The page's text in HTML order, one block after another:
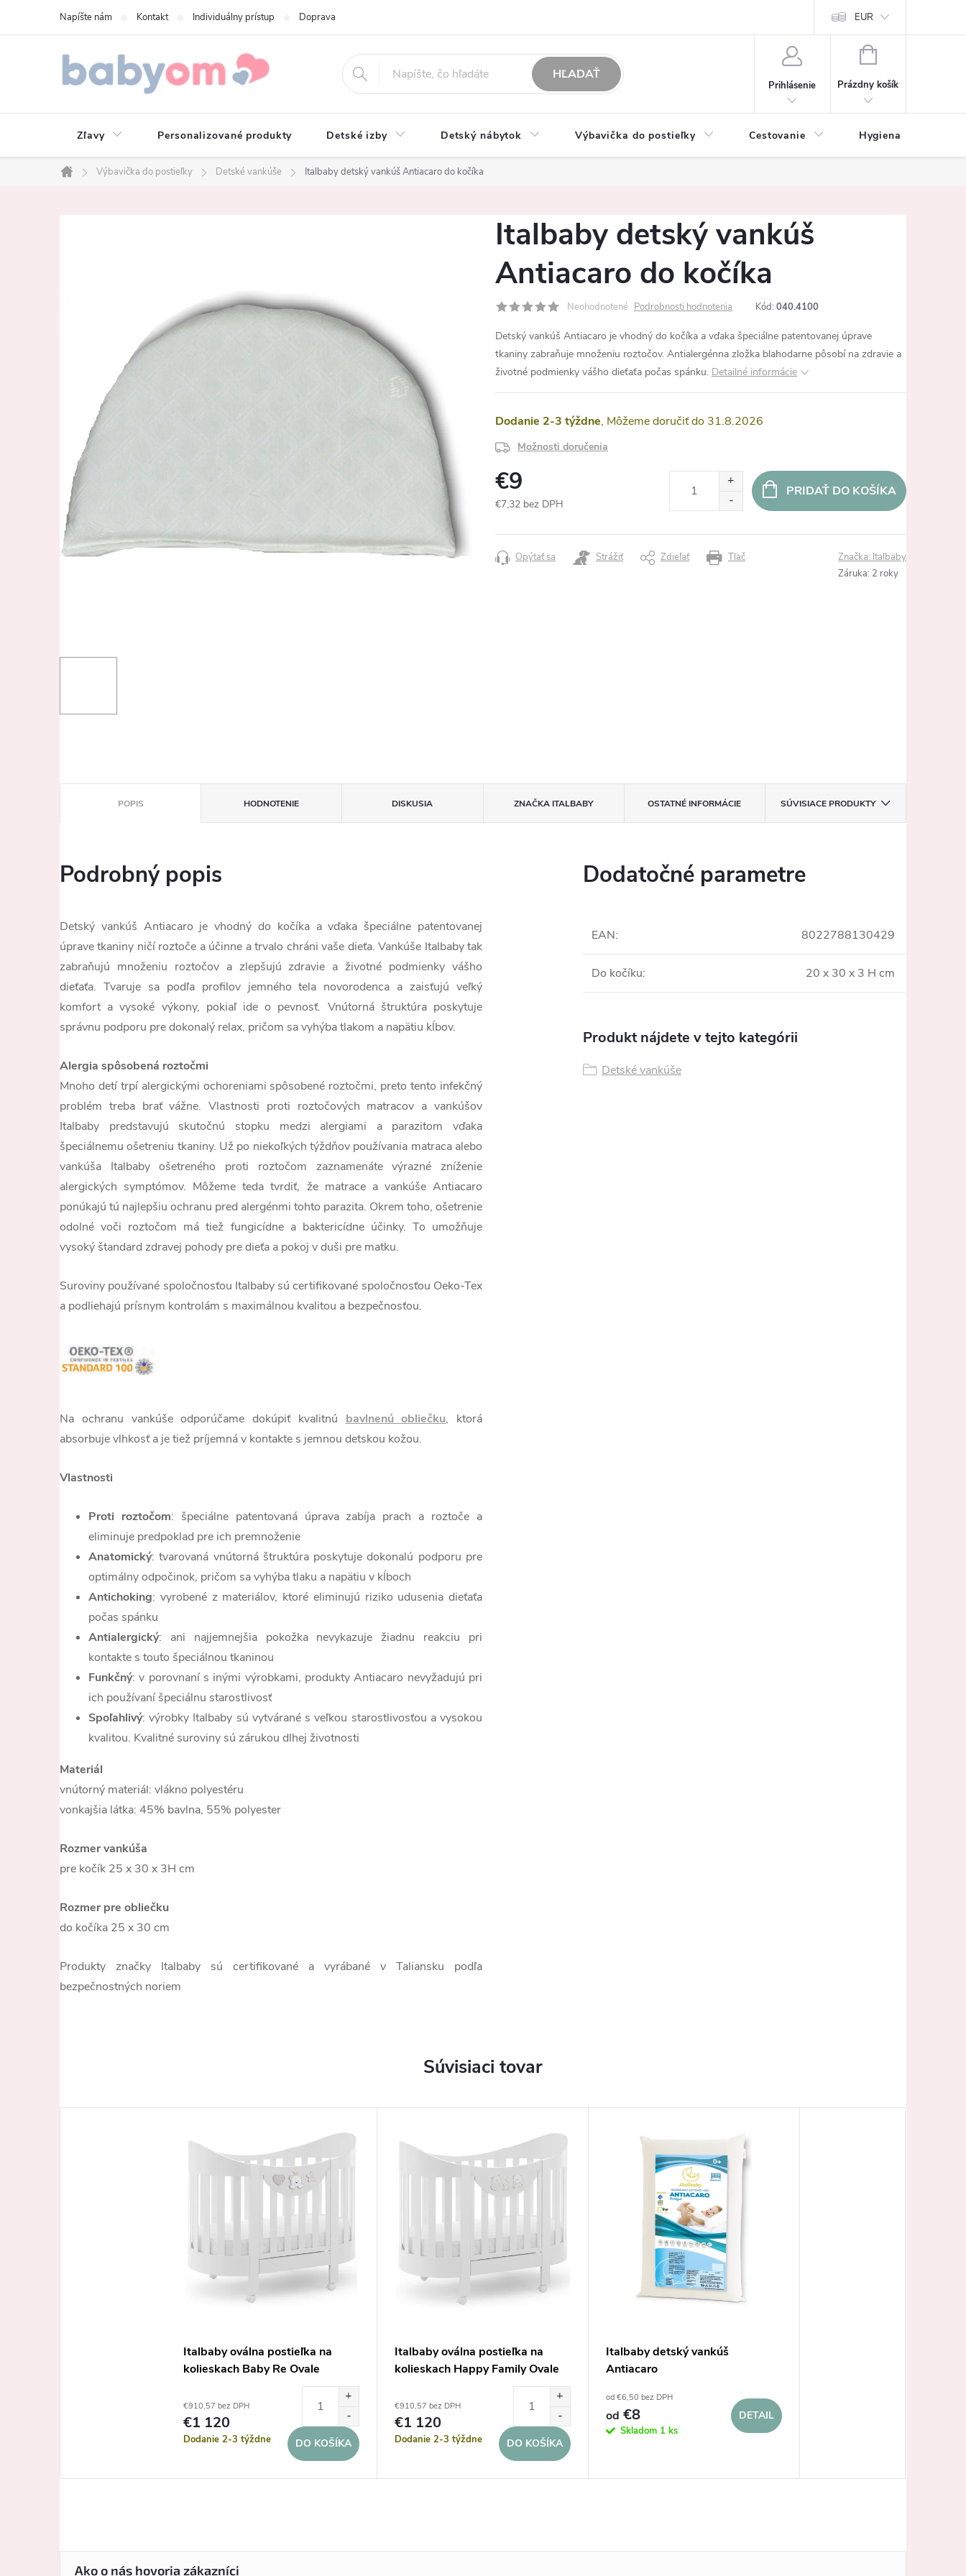
Napíšte nám Kontakt Individuálny prístup Doprava Vrátenie tovaru a reklamácia Ochrana osobných
EUR
HĽADAŤ
Prihlásenie
NÁKUPNÝ
Prázdny košík
Zľavy Personalizované produkty Detské izby Detský nábytok Výbavička do postieľky Cestovanie Hygiena
Domov
Výbavička do postieľky Detské vankúše Italbaby detský vankúš Antiacaro do kočíka
Italbaby detský vankúš
Antiacaro do kočíka
Neohodnotené Podrobnosti hodnotenia Kód: 040.4100
Detský vankúš Antiacaro je vhodný do kočíka a vďaka špeciálne patentovanej úprave
tkaniny zabraňuje množeniu roztočov. Antialergénna zložka blahodarne pôsobí na zdravie a
životné podmienky vášho dieťaťa počas spánku. Detailné informácie
Dodanie 2-3 týždne 31.8.2026
Možnosti doručenia
€9
€7,32 bez DPH
cena:
PRIDAŤ DO KOŠÍKA
Tlač
Opýtať sa Strážiť Zdieľať Značka: Italbaby
Záruka: 2 roky
POPIS HODNOTENIE DISKUSIA ZNAČKA ITALBABY OSTATNÉ INFORMÁCIE SÚVISIACE PRODUKTY
Podrobný popis
Detský vankúš Antiacaro je vhodný do kočíka a vďaka špeciálne patentovanej
úprave tkaniny ničí roztoče a účinne a trvalo chráni vaše dieťa. Vankúše Italbaby tak
zabraňujú množeniu roztočov a zlepšujú zdravie a životné podmienky vášho
dieťaťa. Tvaruje sa podľa profilov jemného tela novorodenca a zaisťujú veľký
komfort a vysoké výkony, pokiaľ ide o pevnosť. Vnútorná štruktúra poskytuje
správnu podporu pre dokonalý relax, pričom sa vyhýba tlakom a napätiu kĺbov.
Alergia spôsobená roztočmi
Mnoho detí trpí alergickými ochoreniami spôsobené roztočmi, preto tento infekčný
problém treba brať vážne. Vlastnosti proti roztočových matracov a vankúšov
Italbaby predstavujú skutočnú stopku medzi alergiami a parazitom vďaka
špeciálnemu ošetreniu tkaniny. Už po niekoľkých týždňov používania matraca alebo
vankúša Italbaby ošetreného proti roztočom zaznamenáte výrazné zníženie
alergických symptómov. Môžeme teda tvrdiť, že matrace a vankúše Antiacaro
ponúkajú tú najlepšiu ochranu pred alergénmi tohto parazita. Okrem toho, ošetrenie
odolné voči roztočom má tiež fungicídne a baktericídne účinky. To umožňuje
vysoký štandard zdravej pohody pre dieťa a pokoj v duši pre matku.
Suroviny používané spoločnosťou Italbaby sú certifikované spoločnosťou Oeko-Tex
a podliehajú prísnym kontrolám s maximálnou kvalitou a bezpečnosťou.
Na ochranu vankúše odporúčame dokúpiť kvalitnú bavlnenú obliečku, ktorá
absorbuje vlhkosť a je tiež príjemná v kontakte s jemnou detskou kožou.
Vlastnosti
Proti roztočom: špeciálne patentovaná úprava zabíja prach a roztoče a
eliminuje predpoklad pre ich premnoženie
Anatomický: tvarovaná vnútorná štruktúra poskytuje dokonalú podporu pre
optimálny odpočinok, pričom sa vyhýba tlaku a napätiu v kĺboch
Antichoking: vyrobené z materiálov, ktoré eliminujú riziko udusenia dieťaťa
počas spánku
Antialergický: ani najjemnejšia pokožka nevykazuje žiadnu reakciu pri
kontakte s touto špeciálnou tkaninou
Funkčný: v porovnaní s inými výrobkami, produkty Antiacaro nevyžadujú pri
ich používaní špeciálnu starostlivosť
Spoľahlivý: výrobky Italbaby sú vytvárané s veľkou starostlivosťou a vysokou
kvalitou. Kvalitné suroviny sú zárukou dlhej životnosti
Materiál
vnútorný materiál: vlákno polyestéru
vonkajšia látka: 45% bavlna, 55% polyester
Rozmer vankúša
pre kočík 25 x 30 x 3H cm
Rozmer pre obliečku
do kočíka 25 x 30 cm
Produkty značky Italbaby sú certifikované a vyrábané v Taliansku podľa
bezpečnostných noriem
Dodatočné parametre
EAN: 8022788130429
Do kočíku: 20 x 30 x 3 H cm
Produkt nájdete v tejto kategórii
Detské vankúše
Súvisiaci tovar
Italbaby oválna postieľka na
kolieskach Baby Re Ovale
€910,57 bez DPH
€1 120
Dodanie 2-3 týždne DO KOŠÍKA
Italbaby oválna postieľka na
kolieskach Happy Family Ovale
€910,57 bez DPH
€1 120
Dodanie 2-3 týždne DO KOŠÍKA
Italbaby detský vankúš
Antiacaro
od €6,50 bez DPH
od €8
Skladom 1 ks
DETAIL